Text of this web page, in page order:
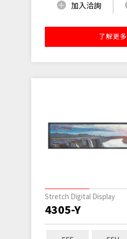
加入洽詢
了解更多
Stretch Digital Display
4305-Y